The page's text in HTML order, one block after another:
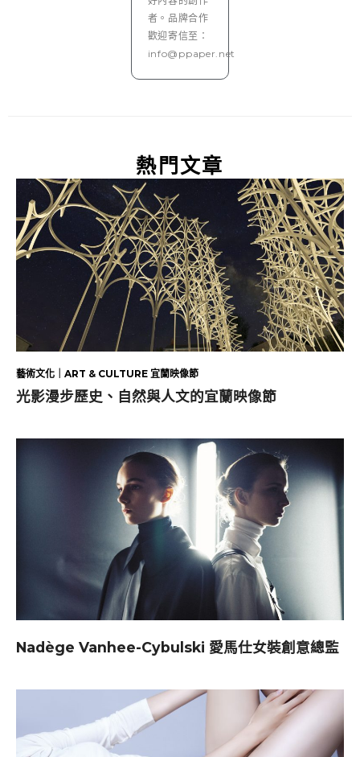
者。品牌合作
歡迎寄信至：
info@ppaper.net
熱門文章
藝術文化｜ART & CULTURE 宜蘭映像節
光影漫步歷史、自然與人文的宜蘭映像節
Nadège Vanhee-Cybulski 愛馬仕女裝創意總監